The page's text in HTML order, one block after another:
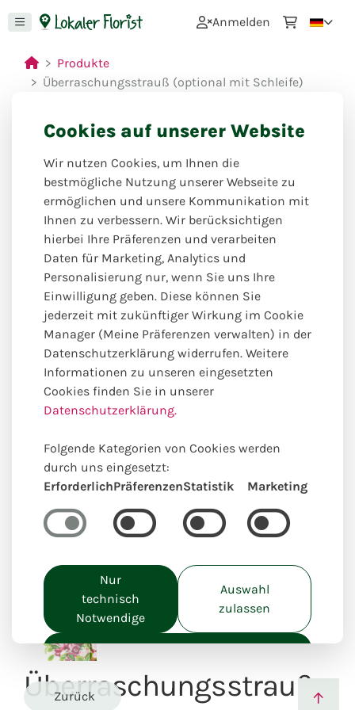
Anmelden
Produkte
Überraschungsstrauß (optional mit Schleife)
Einzigartig lokal kreiert
Überraschungsstrauß
Zurück
Cookies auf unserer Website
Wir nutzen Cookies, um Ihnen die
bestmögliche Nutzung unserer Webseite zu
ermöglichen und unsere Kommunikation mit
Ihnen zu verbessern. Wir berücksichtigen
hierbei Ihre Präferenzen und verarbeiten
Daten für Marketing, Analytics und
Personalisierung nur, wenn Sie uns Ihre
Einwilligung geben. Diese können Sie
jederzeit mit zukünftiger Wirkung im Cookie
Manager (Meine Präferenzen verwalten) in der
Datenschutzerklärung widerrufen. Weitere
Informationen zu unseren eingesetzten
Cookies finden Sie in unserer
Datenschutzerklärung.
Folgende Kategorien von Cookies werden
durch uns eingesetzt:
ErforderlichPräferenzenStatistik Marketing
Nur
technisch
Notwendige
Auswahl
zulassen
Alle akzeptieren